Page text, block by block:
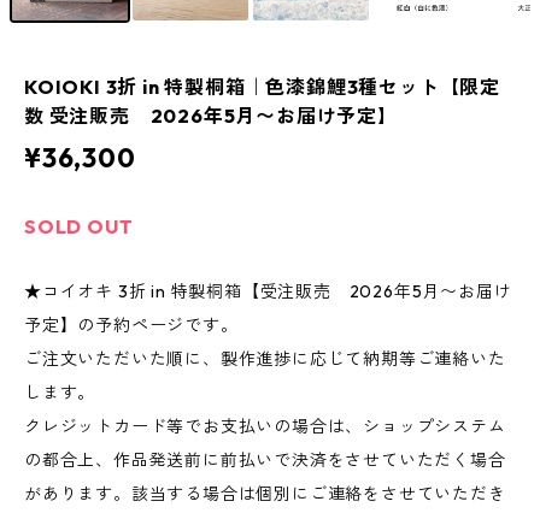
KOIOKI 3折 in 特製桐箱｜色漆錦鯉3種セット【限定
数 受注販売 2026年5月〜お届け予定】
¥36,300
SOLD OUT
★コイオキ 3折 in 特製桐箱【受注販売 2026年5月〜お届け
予定】の予約ページです。
ご注文いただいた順に、製作進捗に応じて納期等ご連絡いた
します。
クレジットカード等でお支払いの場合は、ショップシステム
の都合上、作品発送前に前払いで決済をさせていただく場合
があります。該当する場合は個別にご連絡をさせていただき